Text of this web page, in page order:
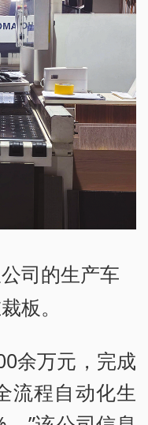
司的生产车
板。
余万元，完成
流程自动化生